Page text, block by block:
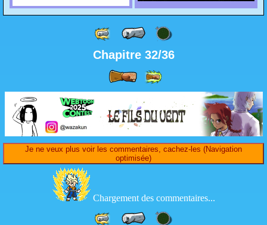
Chapitre 32/36
Je ne veux plus voir les commentaires, cachez-les (Navigation
optimisée)
Chargement des commentaires...